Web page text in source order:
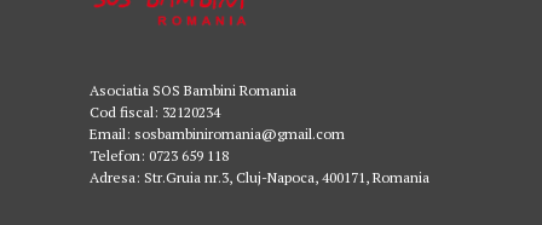
Asociatia SOS Bambini Romania
Cod fiscal: 32120234
Email: sosbambiniromania@gmail.com
Telefon: 0723 659 118
Adresa: Str.Gruia nr.3, Cluj-Napoca, 400171, Romania